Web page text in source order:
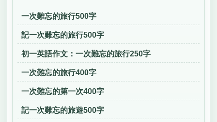
一次難忘的旅行500字
記一次難忘的旅行500字
初一英語作文：一次難忘的旅行250字
一次難忘的旅行400字
一次難忘的第一次400字
記一次難忘的旅遊500字